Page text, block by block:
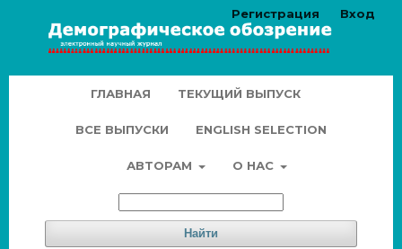
ГЛАВНАЯ ТЕКУЩИЙ ВЫПУСК
ВСЕ ВЫПУСКИ ENGLISH SELECTION
АВТОРАМ О НАС
Найти
Регистрация Вход